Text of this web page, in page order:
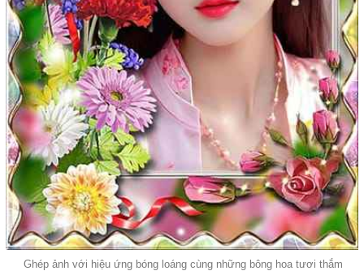
Ghép ảnh với hiệu ứng bóng loáng cùng những bông hoa tươi thắm